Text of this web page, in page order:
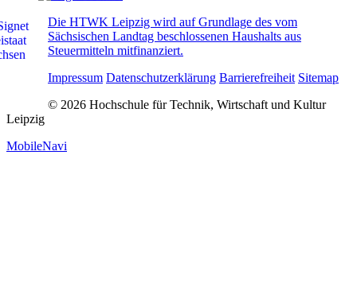
Die HTWK Leipzig wird auf Grundlage des vom
Sächsischen Landtag beschlossenen Haushalts aus
Steuermitteln mitfinanziert.
Impressum Datenschutzerklärung Barrierefreiheit Sitemap
© 2026 Hochschule für Technik, Wirtschaft und Kultur
Leipzig
MobileNavi